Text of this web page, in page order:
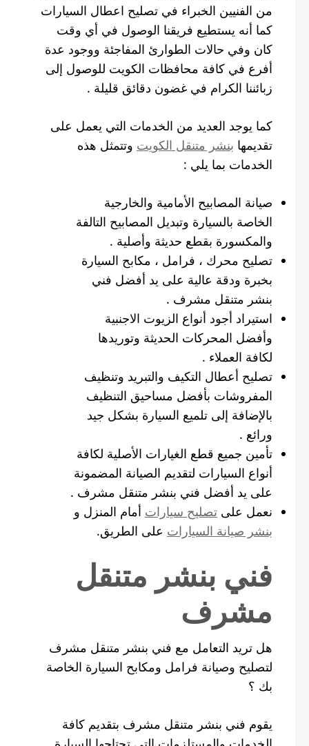
من الفنيين الخبراء في تصليح اعطال السيارات
كما أنه يستطيع فريقنا الوصول في أي وقت
كان وفي حالات الطوارئ المفاجئة ووجود عدة
أفرع في كافة محافظات الكويت للوصول إلى
زبائننا الكرام في غضون دقائق قليلة .
كما يوجد العديد من الخدمات التي يعمل على
تقديمها بنشر متنقل الكويت وتتمثل هذه
الخدمات بما يلي :
صيانة المصابيح الأمامية والخارجية
الخاصة بالسيارة وتبديل المصابيح التالفة
والمكسورة بقطع حديثة وأصلية .
تصليح محرك ، فرامل ، مكابح السيارة
بخبرة ودقة عالية على يد أفضل فني
بنشر متنقل مشرف .
استيراد أجود أنواع الزيوت الاجنبية
وأفضل المحركات الحديثة وتوريدها
لكافة العملاء .
تصليح أعطال التكيف والتبريد وتنظيف
المفروشات بأفضل مساحيق التنظيف
بالإضافة إلى تلميع السيارة بشكل جيد
ورائع .
تأمين جميع قطع الغيارات الأصلية لكافة
أنواع السيارات لتقديم الصيانة المضمونة
على يد أفضل فني بنشر متنقل مشرف .
نعمل على تصليح سيارات أمام المنزل و
بنشر صيانة السيارات على الطريق.
فني بنشر متنقل
مشرف
هل تريد التعامل مع فني بنشر متنقل مشرف
لتصليح وصيانة فرامل ومكابح السيارة الخاصة
بك ؟
يقوم فني بنشر متنقل مشرف بتقديم كافة